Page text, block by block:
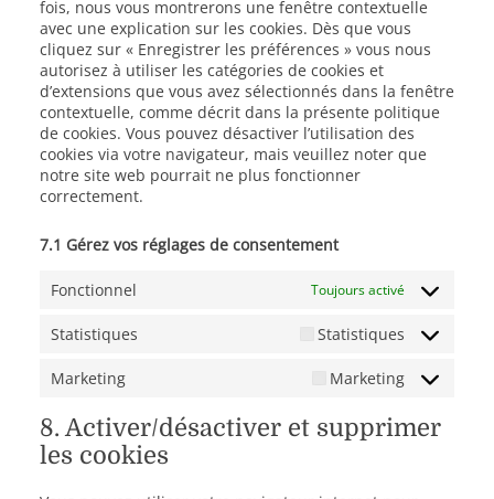
fois, nous vous montrerons une fenêtre contextuelle
avec une explication sur les cookies. Dès que vous
cliquez sur « Enregistrer les préférences » vous nous
autorisez à utiliser les catégories de cookies et
d’extensions que vous avez sélectionnés dans la fenêtre
contextuelle, comme décrit dans la présente politique
de cookies. Vous pouvez désactiver l’utilisation des
cookies via votre navigateur, mais veuillez noter que
notre site web pourrait ne plus fonctionner
correctement.
7.1 Gérez vos réglages de consentement
Fonctionnel Toujours activé
Statistiques Statistiques
Marketing Marketing
8. Activer/désactiver et supprimer
les cookies